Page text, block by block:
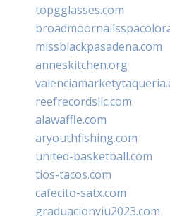
topgglasses.com
missblackpasadena.com
anneskitchen.org
reefrecordsllc.com
alawaffle.com
aryouthfishing.com
united-basketball.com
tios-tacos.com
cafecito-satx.com
graduacionviu2023.com